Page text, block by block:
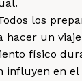
los
hacer un
físico
influyen en el